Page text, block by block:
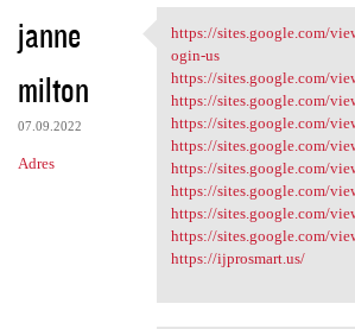
janne
milton
07.09.2022
Adres
https://
https://sites.google.com/
ogin-us
https://sites.google.com/
https://sites.google.com/
https://sites.google.com/
https://sites.google.com/
https://sites.google.com/
https://sites.google.com/
https://sites.google.com/
https://sites.google.com/
https://ijprosmart.us/